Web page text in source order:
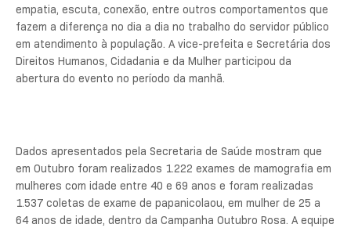
empatia, escuta, conexão, entre outros comportamentos que
fazem a diferença no dia a dia no trabalho do servidor público
em atendimento à população. A vice-prefeita e Secretária dos
Direitos Humanos, Cidadania e da Mulher participou da
abertura do evento no período da manhã.
Dados apresentados pela Secretaria de Saúde mostram que
em Outubro foram realizados 1.222 exames de mamografia em
mulheres com idade entre 40 e 69 anos e foram realizadas
1.537 coletas de exame de papanicolaou, em mulher de 25 a
64 anos de idade, dentro da Campanha Outubro Rosa. A equipe